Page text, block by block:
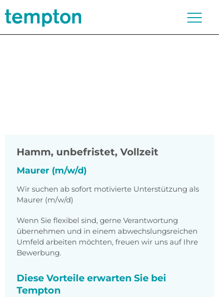
Hamm, unbefristet, Vollzeit
Maurer (m/w/d)
Wir suchen ab sofort motivierte Unterstützung als
Maurer (m/w/d)
Wenn Sie flexibel sind, gerne Verantwortung
übernehmen und in einem abwechslungsreichen
Umfeld arbeiten möchten, freuen wir uns auf Ihre
Bewerbung.
Diese Vorteile erwarten Sie bei
Tempton